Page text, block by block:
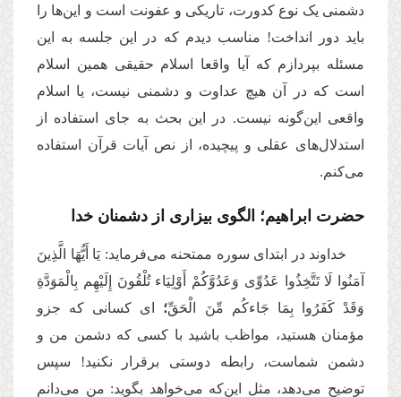
دشمنی یک نوع کدورت، تاریکی و عفونت است و این‌ها را
باید دور انداخت! مناسب دیدم که در این جلسه به این
مسئله بپردازم که آیا واقعا اسلام حقیقی همین اسلام
است که در آن هیچ عداوت و دشمنی نیست، یا اسلام
واقعی این‌گونه نیست. در این بحث به جای استفاده از
استدلال‌های عقلی و پیچیده، از نص آیات قرآن استفاده
می‌کنم.
حضرت ابراهیم؛ الگوی بیزاری از دشمنان خدا
خداوند در ابتدای سوره ممتحنه می‌فرماید: یَا أَیُّهَا الَّذِینَ
آمَنُوا لَا تَتَّخِذُوا عَدُوِّی وَعَدُوَّكُمْ أَوْلِیَاء تُلْقُونَ إِلَیْهِم بِالْمَوَدَّةِ
وَقَدْ كَفَرُوا بِمَا جَاءكُم مِّنَ الْحَقِّ؛ ای کسانی که جزو
مؤمنان هستید، مواظب باشید با کسی که دشمن من و
دشمن شماست،‌ رابطه دوستی برقرار نکنید! سپس
توضیح می‌دهد،‌ مثل این‌که می‌خواهد بگوید: من می‌دانم